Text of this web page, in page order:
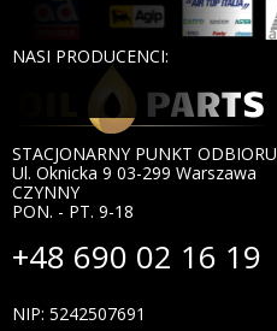
NASI PRODUCENCI:
STACJONARNY PUNKT ODBIORU
Ul. Oknicka 9 03-299 Warszawa
CZYNNY
PON. - PT. 9-18
+48 690 02 16 19
NIP: 5242507691